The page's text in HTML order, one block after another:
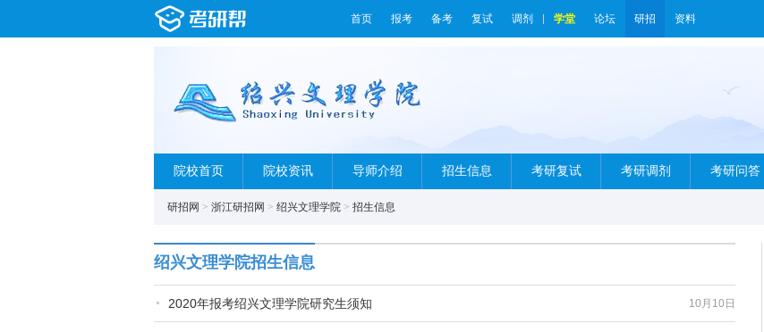
首页 报考 备考 复试 调剂 学堂 论坛 研招 资料
院校首页 院校资讯 导师介绍 招生信息 考研复试 考研调剂 考研问答
研招网 > 浙江研招网 > 绍兴文理学院 > 招生信息
绍兴文理学院招生信息
10月10日
2020年报考绍兴文理学院研究生须知